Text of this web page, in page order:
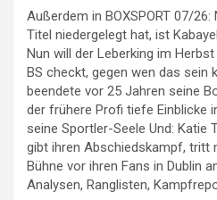
Außerdem in BOXSPORT 07/
Titel niedergelegt hat, ist
Nun will der Leberking im
BS checkt, gegen wen das sein
beendete vor 25 Jahren seine
der frühere Profi tiefe Einblicke
seine Sportler-Seele Und: Katie
gibt ihren Abschiedskampf, tritt
Bühne vor ihren Fans in Dublin
Analysen, Ranglisten,